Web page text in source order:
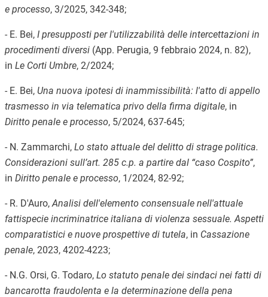
e processo, 3/2025, 342-348;
- E. Bei, I presupposti per l'utilizzabilità delle intercettazioni in
procedimenti diversi(App. Perugia, 9 febbraio 2024, n. 82),
in Le Corti Umbre, 2/2024;
- E. Bei, Una nuova ipotesi di inammissibilità: l'atto di appello
trasmesso in via telematica privo della firma digitale, in
Diritto penale e processo, 5/2024, 637-645;
- N. Zammarchi, Lo stato attuale del delitto di strage politica.
Considerazioni sull’art. 285 c.p. a partire dal “caso Cospito”,
in Diritto penale e processo, 1/2024, 82-92;
- R. D'Auro, Analisi dell'elemento consensuale nell'attuale
fattispecie incriminatrice italiana di violenza sessuale. Aspetti
comparatistici e nuove prospettive di tutela, in Cassazione
penale, 2023, 4202-4223;
- N.G. Orsi, G. Todaro, Lo statuto penale dei sindaci nei fatti di
bancarotta fraudolenta e la determinazione della pena